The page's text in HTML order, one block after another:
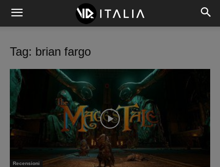
Tag: brian fargo
Recensioni